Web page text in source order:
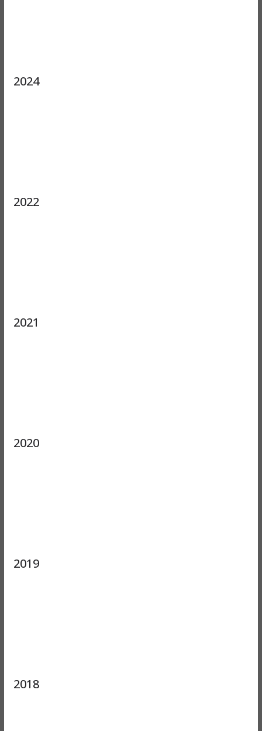
2024
2022
2021
2020
2019
2018